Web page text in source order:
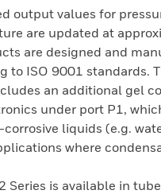
output values for
are updated at
are designed and
to ISO 9001 standards.
an additional gel
under port P1,
liquids (e.g.
where
Series is available in